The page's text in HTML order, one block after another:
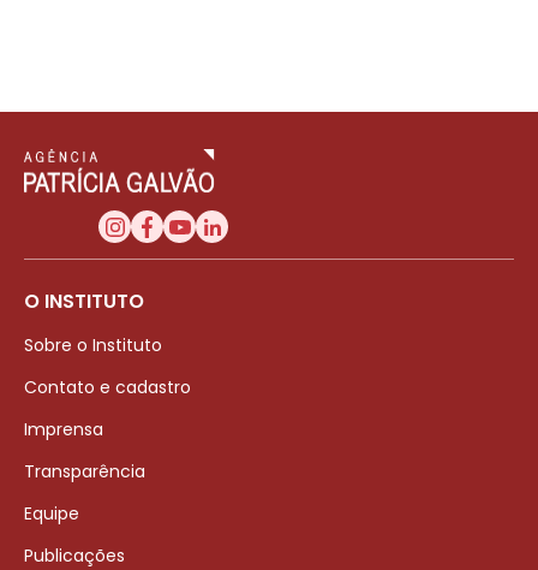
O INSTITUTO
Sobre o Instituto
Contato e cadastro
Imprensa
Transparência
Equipe
Publicações